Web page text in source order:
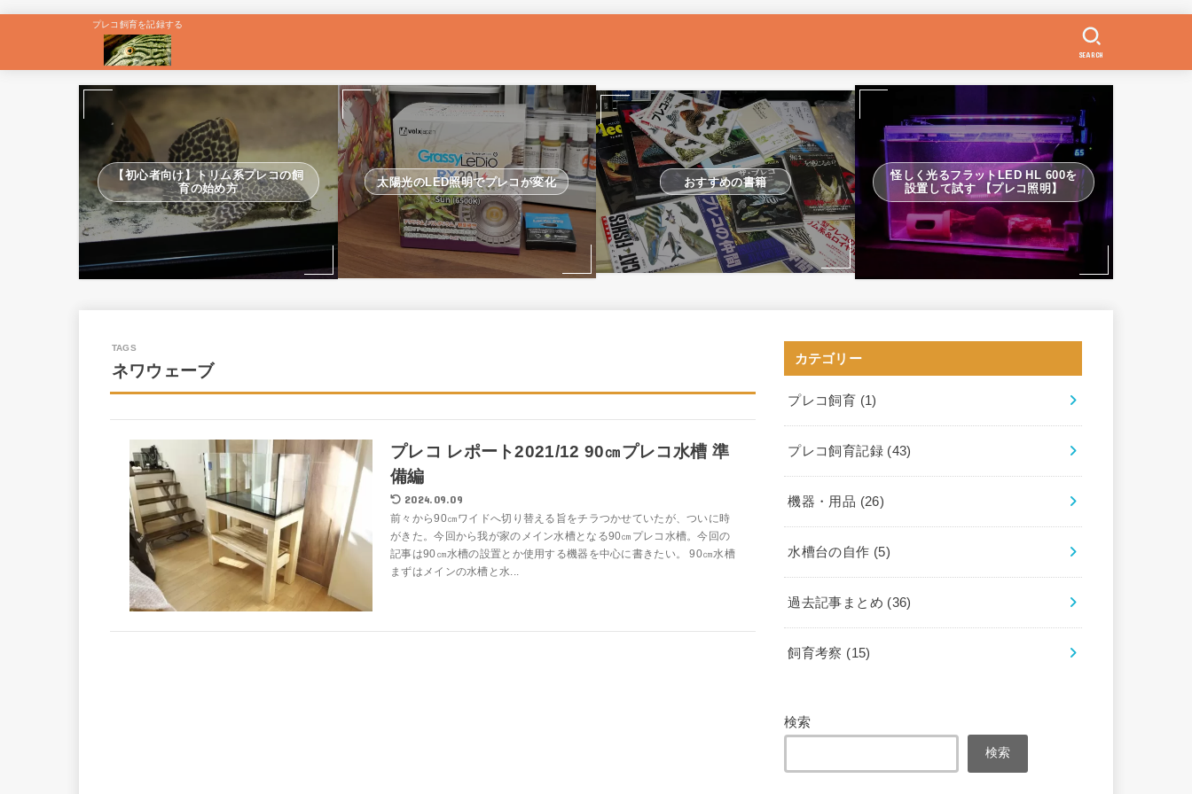
プレコ飼育を記録する
SEARCH
【初心者向け】トリム系プレコの飼
育の始め方
太陽光のLED照明でプレコが変化 おすすめの書籍
怪しく光るフラットLED HL 600を
設置して試す 【プレコ照明】
ネワウェーブ
プレコ レポート2021/12 90㎝プレコ水槽 準
備編
2024.09.09
前々から90㎝ワイドへ切り替える旨をチラつかせていたが、ついに時
がきた。今回から我が家のメイン水槽となる90㎝プレコ水槽。今回の
記事は90㎝水槽の設置とか使用する機器を中心に書きたい。 90㎝水槽
まずはメインの水槽と水...
カテゴリー
プレコ飼育 (1)
プレコ飼育記録 (43)
機器・用品 (26)
水槽台の自作 (5)
過去記事まとめ (36)
飼育考察 (15)
検索
検索